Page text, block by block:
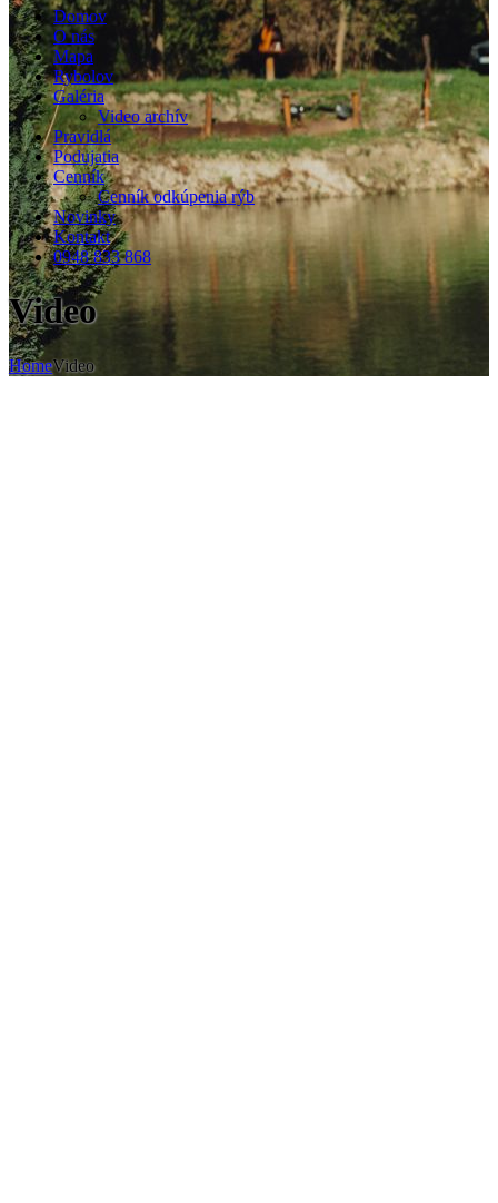
Domov
O nás
Mapa
Rybolov
Galéria
Video archív
Pravidlá
Podujatia
Cenník
Cenník odkúpenia rýb
Novinky
Kontakt
0948 833 868
Video
HomeVideo